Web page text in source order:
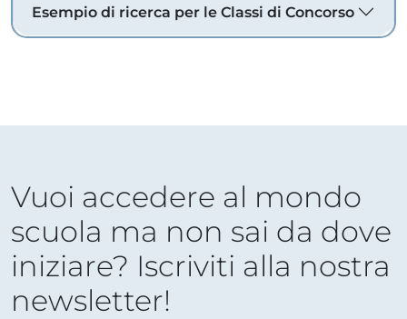
Esempio di ricerca per le Classi di Concorso
Vuoi accedere al mondo
scuola ma non sai da dove
iniziare? Iscriviti alla nostra
newsletter!